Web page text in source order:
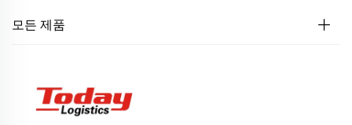
모든 제품